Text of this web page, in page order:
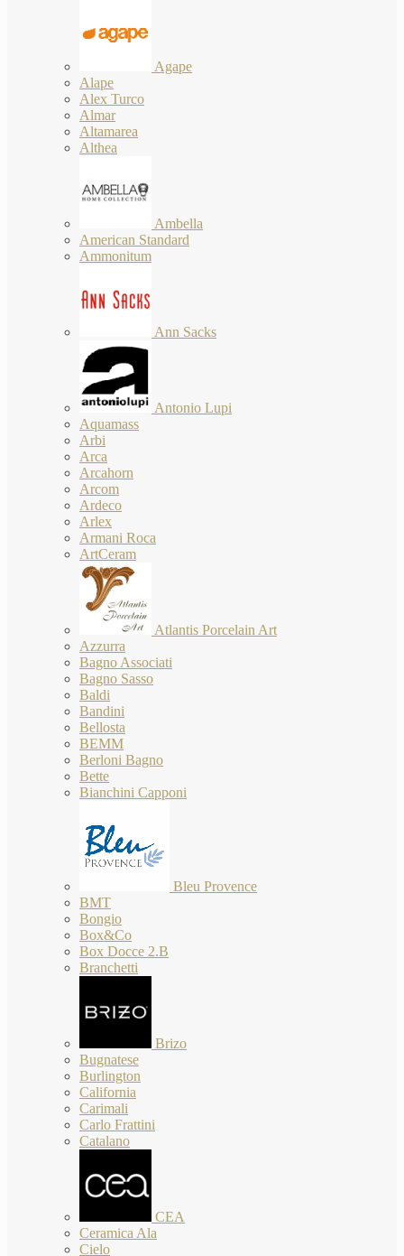
Agape
Alape
Alex Turco
Almar
Altamarea
Althea
Ambella
American Standard
Ammonitum
Ann Sacks
Antonio Lupi
Aquamass
Arbi
Arca
Arcahorn
Arcom
Ardeco
Arlex
Armani Roca
ArtCeram
Atlantis Porcelain Art
Azzurra
Bagno Associati
Bagno Sasso
Baldi
Bandini
Bellosta
BEMM
Berloni Bagno
Bette
Bianchini Capponi
Bleu Provence
BMT
Bongio
Box&Co
Box Docce 2.B
Branchetti
Brizo
Bugnatese
Burlington
California
Carimali
Carlo Frattini
Catalano
CEA
Ceramica Ala
Cielo